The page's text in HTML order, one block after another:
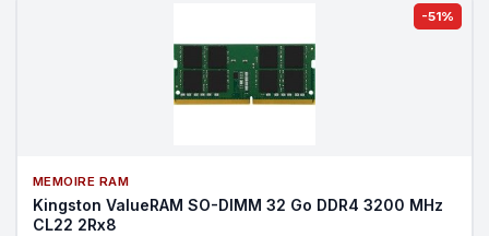
-51%
MEMOIRE RAM
Kingston ValueRAM SO-DIMM 32 Go DDR4 3200 MHz
CL22 2Rx8